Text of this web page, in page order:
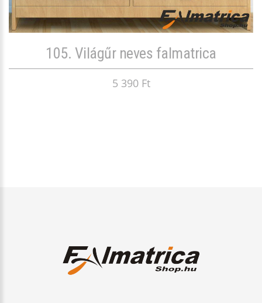
105. Világűr neves falmatrica
5 390 Ft